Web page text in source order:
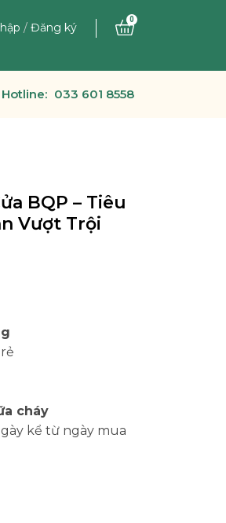
/ Đăng ký
0
Hotline: 033 601 8558
BQP – Tiêu
Vượt Trội
cháy
kể từ ngày mua